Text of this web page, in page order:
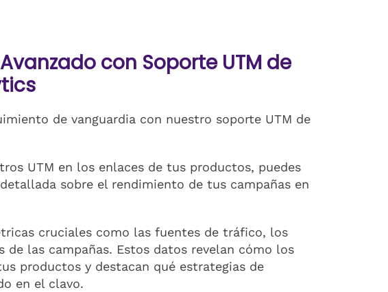
con Soporte UTM de
de vanguardia con nuestro soporte UTM de
UTM en los enlaces de tus productos, puedes
sobre el rendimiento de tus campañas en
cruciales como las fuentes de tráfico, los
de las campañas. Estos datos revelan cómo los
productos y destacan qué estrategias de
en el clavo.